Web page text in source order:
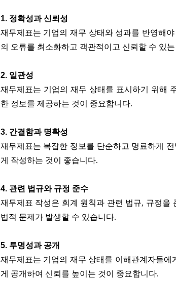
1. 정확성과 신뢰성
재무제표는 기업의 재무 상태와 성과를 반영해
의 오류를 최소화하고 객관적이고 신뢰할 수 있
2. 일관성
재무제표는 기업의 재무 상태를 표시하기 위해
한 정보를 제공하는 것이 중요합니다.
3. 간결함과 명확성
재무제표는 복잡한 정보를 단순하고 명료하게
게 작성하는 것이 좋습니다.
4. 관련 법규와 규정 준수
재무제표 작성은 회계 원칙과 관련 법규, 규정을
법적 문제가 발생할 수 있습니다.
5. 투명성과 공개
재무제표는 기업의 재무 상태를 이해관계자들
게 공개하여 신뢰를 높이는 것이 중요합니다.